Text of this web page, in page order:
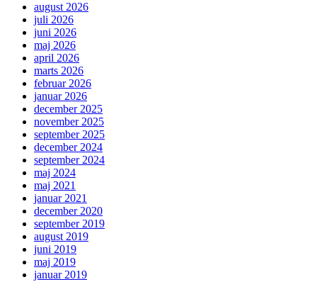
august 2026
juli 2026
juni 2026
maj 2026
april 2026
marts 2026
februar 2026
januar 2026
december 2025
november 2025
september 2025
december 2024
september 2024
maj 2024
maj 2021
januar 2021
december 2020
september 2019
august 2019
juni 2019
maj 2019
januar 2019